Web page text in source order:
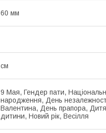
60 мм
см
9 Мая, Гендер пати,
народження, День
Валентина, День прапора,
дитини, Новий рік, Весілля